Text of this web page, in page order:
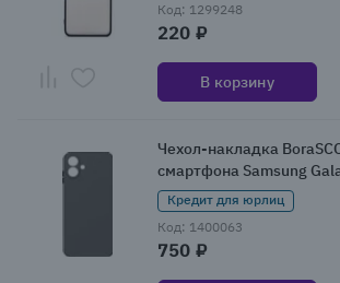
Код: 1299248
220 ₽
В корзину
Чехол-накладка
смартфона Samsung
Кредит для юрлиц
Код: 1400063
750 ₽